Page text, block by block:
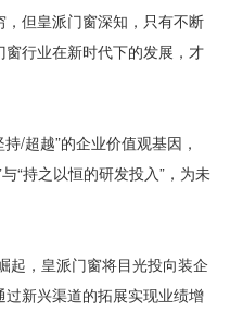
但皇派门窗深知，只有不断
行业在新时代下的发展，才
/超越”的企业价值观基因，
“持之以恒的研发投入”，为未
起，皇派门窗将目光投向装企
新兴渠道的拓展实现业绩增